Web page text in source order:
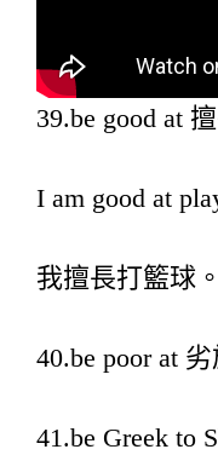
39.be good at
I am good at
我擅長打籃球。
40.be poor at
41.be Greek to